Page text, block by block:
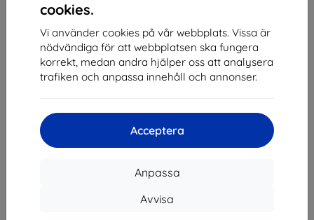
cookies.
Vi använder cookies på vår webbplats. Vissa är
nödvändiga för att webbplatsen ska fungera
korrekt, medan andra hjälper oss att analysera
trafiken och anpassa innehåll och annonser.
Acceptera
Anpassa
Avvisa
Frakt och betalning
Cashback
Kontakt